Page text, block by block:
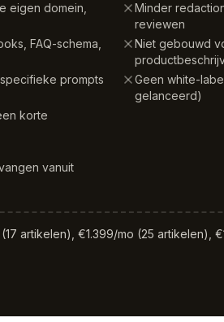
eigen domein,
FAQ-schema,
prompts
korte
vanuit
Minder
reviewen
Niet gebouwd
Geen white-
gelanceerd)
artikelen), €1.399/mo (25 artikelen),